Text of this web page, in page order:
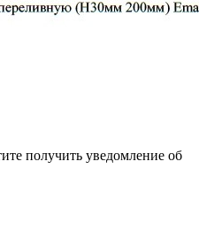
получить уведомление об